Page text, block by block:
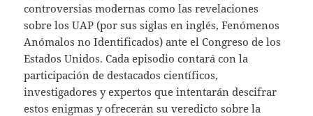
controversias modernas como las revelaciones
sobre los UAP (por sus siglas en inglés, Fenómenos
Anómalos no Identificados) ante el Congreso de los
Estados Unidos. Cada episodio contará con la
participación de destacados científicos,
investigadores y expertos que intentarán descifrar
estos enigmas y ofrecerán su veredicto sobre la